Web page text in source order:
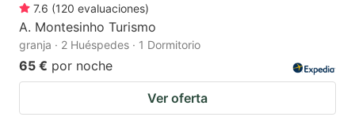
7.6 (120 evaluaciones)
A. Montesinho Turismo
granja · 2 Huéspedes · 1 Dormitorio
65 € por noche
Ver oferta